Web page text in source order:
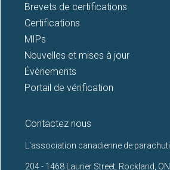
Brevets de certifications
Certifications
MIPs
Nouvelles et mises à jour
Évènements
Portail de vérification
Contactez nous
L'association canadienne de
204 - 1468 Laurier Street, Rockland,